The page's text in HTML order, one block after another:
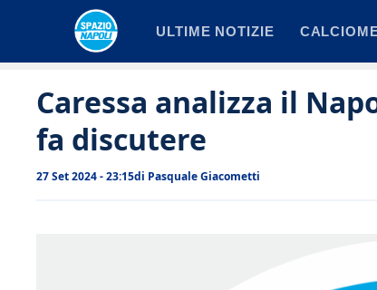
ULTIME NOTIZIE
Caressa analizza il
fa discutere
27 Set 2024 - 23:15di Pasquale Giacometti